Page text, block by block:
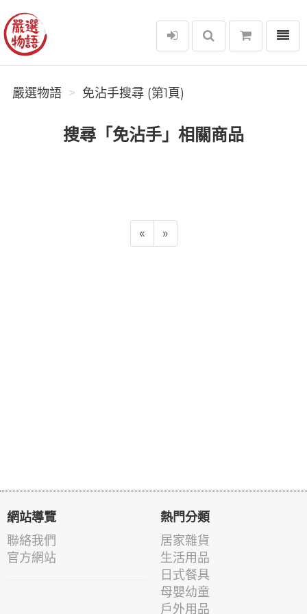
嚴選物語
選單
嚴選物語 免沾手搜尋 (第1頁)
搜尋「免沾手」相關商品
« »
網站導覽
聯絡我們
官方網站
熱門分類
居家雜貨
生活用品
日式餐具
母嬰幼童
戶外用品